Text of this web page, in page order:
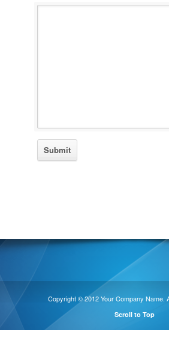
Copyright © 2012 Your Company Name.
Scroll to Top